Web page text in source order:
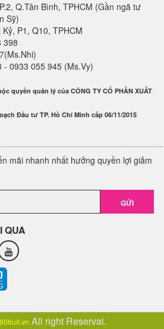
Q.Tân Bình, TPHCM (Gần ngã tư
Sỹ)
P1, Q10, TPHCM
398
- 0933 055 945 (Ms.Vy)
quyền quản lý của CÔNG TY CỔ PHẦN XUẤT
Đầu tư TP. Hồ Chí Minh cấp 06/11/2015
mãi nhanh nhất hưởng quyền lợi giảm
GỬI
QUA
All right Reserval.